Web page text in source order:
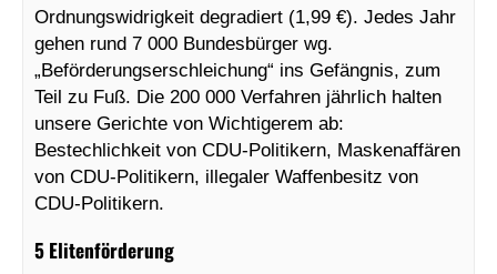
Ordnungswidrigkeit degradiert (1,99 €). Jedes Jahr
gehen rund 7 000 Bundesbürger wg.
„Beförderungserschleichung“ ins Gefängnis, zum
Teil zu Fuß. Die 200 000 Verfahren jährlich halten
unsere Gerichte von Wichtigerem ab:
Bestechlichkeit von CDU-Politikern, Maskenaffären
von CDU-Politikern, illegaler Waffenbesitz von
CDU-Politikern.
5 Elitenförderung